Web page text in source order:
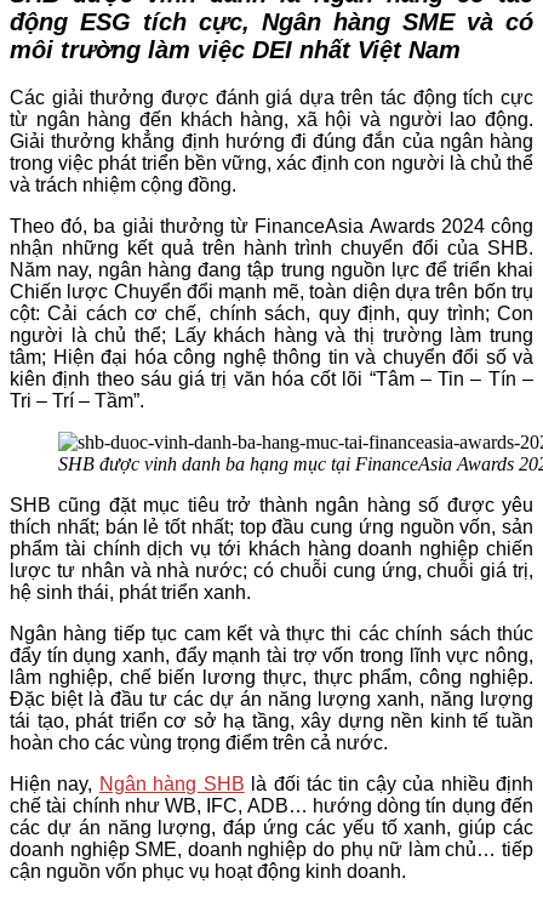
động ESG tích cực, Ngân hàng SME và có
môi trường làm việc DEI nhất Việt Nam
Các giải thưởng được đánh giá dựa trên tác động tích cực
từ ngân hàng đến khách hàng, xã hội và người lao động.
Giải thưởng khẳng định hướng đi đúng đắn của ngân hàng
trong việc phát triển bền vững, xác định con người là chủ thể
và trách nhiệm cộng đồng.
Theo đó, ba giải thưởng từ FinanceAsia Awards 2024 công
nhận những kết quả trên hành trình chuyển đổi của SHB.
Năm nay, ngân hàng đang tập trung nguồn lực để triển khai
Chiến lược Chuyển đổi mạnh mẽ, toàn diện dựa trên bốn trụ
cột: Cải cách cơ chế, chính sách, quy định, quy trình; Con
người là chủ thể; Lấy khách hàng và thị trường làm trung
tâm; Hiện đại hóa công nghệ thông tin và chuyển đổi số và
kiên định theo sáu giá trị văn hóa cốt lõi “Tâm – Tin – Tín –
Tri – Trí – Tầm”.
SHB được vinh danh ba hạng mục tại FinanceAsia Awards
SHB cũng đặt mục tiêu trở thành ngân hàng số được yêu
thích nhất; bán lẻ tốt nhất; top đầu cung ứng nguồn vốn, sản
phẩm tài chính dịch vụ tới khách hàng doanh nghiệp chiến
lược tư nhân và nhà nước; có chuỗi cung ứng, chuỗi giá trị,
hệ sinh thái, phát triển xanh.
Ngân hàng tiếp tục cam kết và thực thi các chính sách thúc
đẩy tín dụng xanh, đẩy mạnh tài trợ vốn trong lĩnh vực nông,
lâm nghiệp, chế biến lương thực, thực phẩm, công nghiệp.
Đặc biệt là đầu tư các dự án năng lượng xanh, năng lượng
tái tạo, phát triển cơ sở hạ tầng, xây dựng nền kinh tế tuần
hoàn cho các vùng trọng điểm trên cả nước.
Hiện nay, Ngân hàng SHB là đối tác tin cậy của nhiều định
chế tài chính như WB, IFC, ADB… hướng dòng tín dụng đến
các dự án năng lượng, đáp ứng các yếu tố xanh, giúp các
doanh nghiệp SME, doanh nghiệp do phụ nữ làm chủ… tiếp
cận nguồn vốn phục vụ hoạt động kinh doanh.